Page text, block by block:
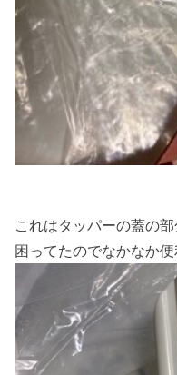
これはタッパーの蓋の
困ってたのでなかなか便